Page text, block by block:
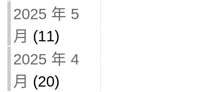
2025 年 5
月 (11)
2025 年 4
月 (20)